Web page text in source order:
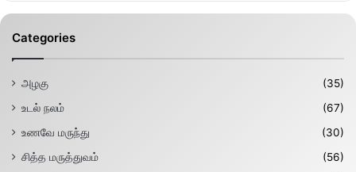
Categories
அழகு
(35)
உடல் நலம்
(67)
உணவே மருந்து
(30)
சித்த மருத்துவம்
(56)